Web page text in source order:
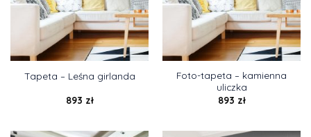
Tapeta – Leśna girlanda
893 zł
Foto-tapeta – kamienna
uliczka
893 zł